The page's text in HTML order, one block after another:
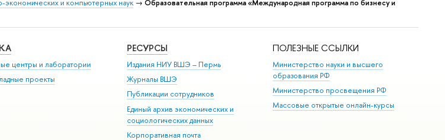
экономических и компьютерных наук→ Образовательная программа «Международная программа по бизнесу и
центры и лаборатории
проекты
РЕСУРСЫ
Издания НИУ ВШЭ ­– Пермь
Журналы ВШЭ
Публикации сотрудников
Единый архив экономических и
социологических данных
Корпоративная почта
ПОЛЕЗНЫЕ ССЫЛКИ
Министерство науки и высшего
образования РФ
Министерство просвещения РФ
Массовые открытые онлайн-курсы